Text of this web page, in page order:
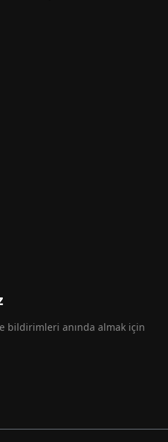
bildirimleri anında almak için